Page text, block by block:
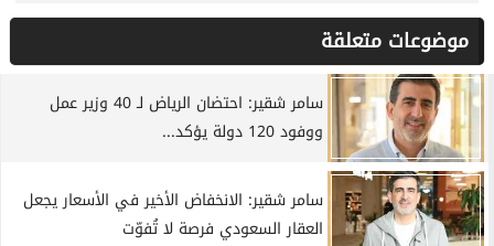
موضوعات متعلقة
سامر شقير: احتضان الرياض لـ 40 وزير عمل
ووفود 120 دولة يؤكد...
سامر شقير: الانخفاض الأخير في الأسعار يجعل
العقار السعودي فرصة لا تُفوّت